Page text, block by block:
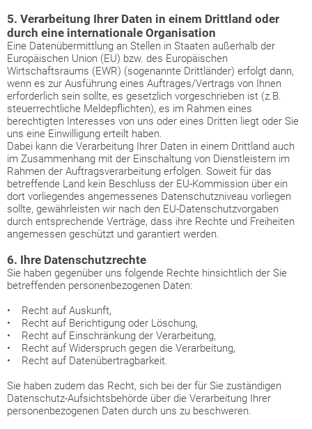
5. Verarbeitung Ihrer Daten in einem Drittland oder
durch eine internationale Organisation
Eine Datenübermittlung an Stellen in Staaten außerhalb der
Europäischen Union (EU) bzw. des Europäischen
Wirtschaftsraums (EWR) (sogenannte Drittländer) erfolgt dann,
wenn es zur Ausführung eines Auftrages/Vertrags von Ihnen
erforderlich sein sollte, es gesetzlich vorgeschrieben ist (z.B.
steuerrechtliche Meldepflichten), es im Rahmen eines
berechtigten Interesses von uns oder eines Dritten liegt oder Sie
uns eine Einwilligung erteilt haben.
Dabei kann die Verarbeitung Ihrer Daten in einem Drittland auch
im Zusammenhang mit der Einschaltung von Dienstleistern im
Rahmen der Auftragsverarbeitung erfolgen. Soweit für das
betreffende Land kein Beschluss der EU-Kommission über ein
dort vorliegendes angemessenes Datenschutzniveau vorliegen
sollte, gewährleisten wir nach den EU-Datenschutzvorgaben
durch entsprechende Verträge, dass ihre Rechte und Freiheiten
angemessen geschützt und garantiert werden.
6. Ihre Datenschutzrechte
Sie haben gegenüber uns folgende Rechte hinsichtlich der Sie
betreffenden personenbezogenen Daten:
• Recht auf Auskunft,
• Recht auf Berichtigung oder Löschung,
• Recht auf Einschränkung der Verarbeitung,
• Recht auf Widerspruch gegen die Verarbeitung,
• Recht auf Datenübertragbarkeit.
Sie haben zudem das Recht, sich bei der für Sie zuständigen
Datenschutz-Aufsichtsbehörde über die Verarbeitung Ihrer
personenbezogenen Daten durch uns zu beschweren.